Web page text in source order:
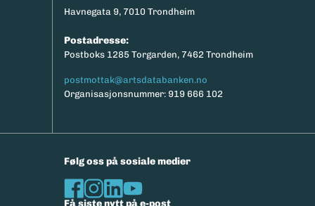
Havnegata 9, 7010 Trondheim
Postadresse:
Postboks 1285 Torgarden, 7462 Trondheim
postmottak@artsdatabanken.no
Organisasjonsnummer: 919 666 102
Følg oss på sosiale medier
Få siste nytt på e-post